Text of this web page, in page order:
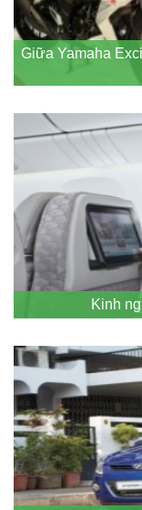
Giữa Yamaha
Kinh